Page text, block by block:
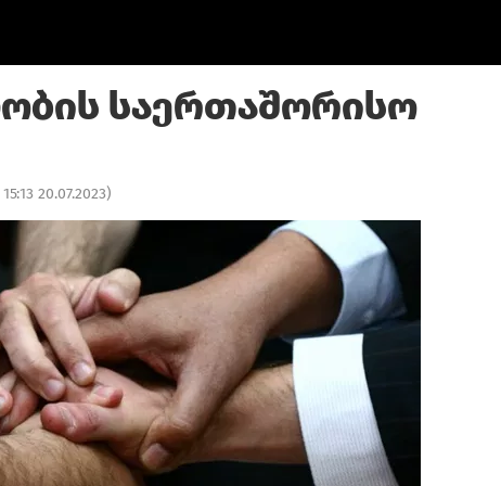
საერთაშორისო
15:13 20.07.2023)